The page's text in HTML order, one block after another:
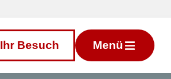
Ihr Besuch Menü